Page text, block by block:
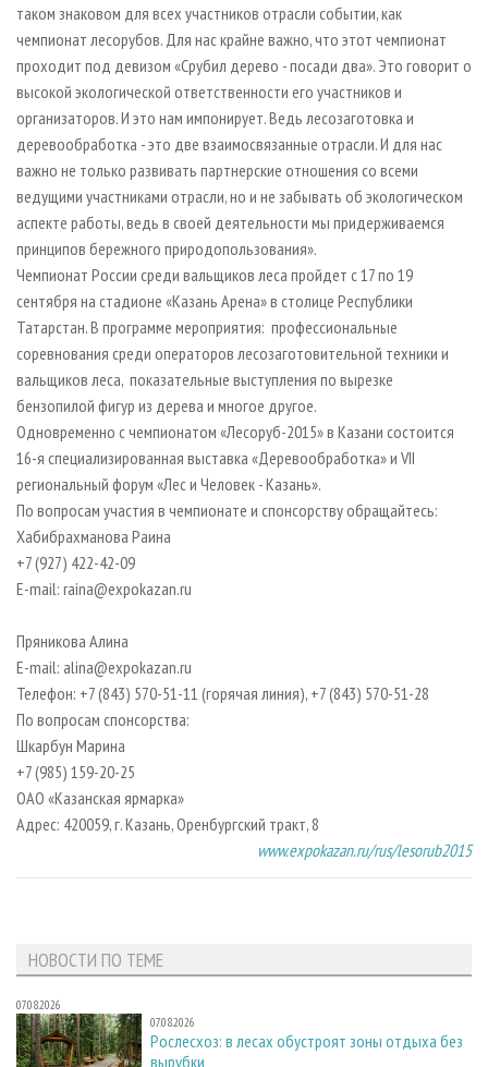
таком знаковом для всех участников отрасли событии, как
чемпионат лесорубов. Для нас крайне важно, что этот чемпионат
проходит под девизом «Срубил дерево - посади два». Это говорит о
высокой экологической ответственности его участников и
организаторов. И это нам импонирует. Ведь лесозаготовка и
деревообработка - это две взаимосвязанные отрасли. И для нас
важно не только развивать партнерские отношения со всеми
ведущими участниками отрасли, но и не забывать об экологическом
аспекте работы, ведь в своей деятельности мы придерживаемся
принципов бережного природопользования».
Чемпионат России среди вальщиков леса пройдет с 17 по 19
сентября на стадионе «Казань Арена» в столице Республики
Татарстан. В программе мероприятия: профессиональные
соревнования среди операторов лесозаготовительной техники и
вальщиков леса, показательные выступления по вырезке
бензопилой фигур из дерева и многое другое.
Одновременно с чемпионатом «Лесоруб-2015» в Казани состоится
16-я специализированная выставка «Деревообработка» и VII
региональный форум «Лес и Человек - Казань».
По вопросам участия в чемпионате и спонсорству обращайтесь:
Хабибрахманова Раина
+7 (927) 422-42-09
E-mail: raina@expokazan.ru
Пряникова Алина
E-mail: alina@expokazan.ru
Телефон: +7 (843) 570-51-11 (горячая линия), +7 (843) 570-51-28
По вопросам спонсорства:
Шкарбун Марина
+7 (985) 159-20-25
ОАО «Казанская ярмарка»
Адрес: 420059, г. Казань, Оренбургский тракт, 8
www.expokazan.ru/rus/lesorub2015
НОВОСТИ ПО ТЕМЕ
07.08.2026
07.08.2026
Рослесхоз: в лесах обустроят зоны отдыха без
вырубки